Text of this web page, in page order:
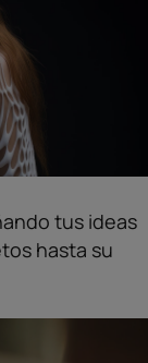
tus ideas
hasta su